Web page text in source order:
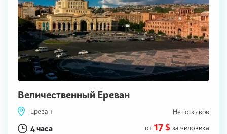
Величественный Ереван
Ереван Нет отзывов
4 часа от 17 $ за человека